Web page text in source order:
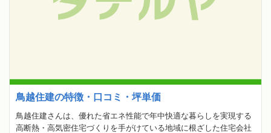
鳥越住建の特徴・口コミ・坪単価
鳥越住建さんは、優れた省エネ性能で年中快適な暮らしを実現する
高断熱・高気密住宅づくりを手がけている地域に根ざした住宅会社